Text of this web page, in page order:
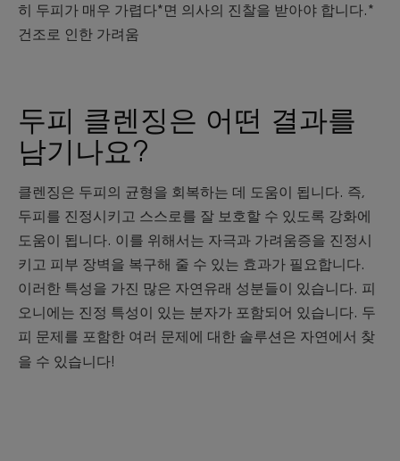
히 두피가 매우 가렵다*면 의사의 진찰을 받아야 합니다.*
건조로 인한 가려움
두피 클렌징은 어떤 결과를
남기나요?
클렌징은 두피의 균형을 회복하는 데 도움이 됩니다. 즉,
두피를 진정시키고 스스로를 잘 보호할 수 있도록 강화에
도움이 됩니다. 이를 위해서는 자극과 가려움증을 진정시
키고 피부 장벽을 복구해 줄 수 있는 효과가 필요합니다.
이러한 특성을 가진 많은 자연유래 성분들이 있습니다. 피
오니에는 진정 특성이 있는 분자가 포함되어 있습니다. 두
피 문제를 포함한 여러 문제에 대한 솔루션은 자연에서 찾
을 수 있습니다!